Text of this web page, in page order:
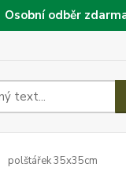
Osobní odběr
polštářek 35x35cm